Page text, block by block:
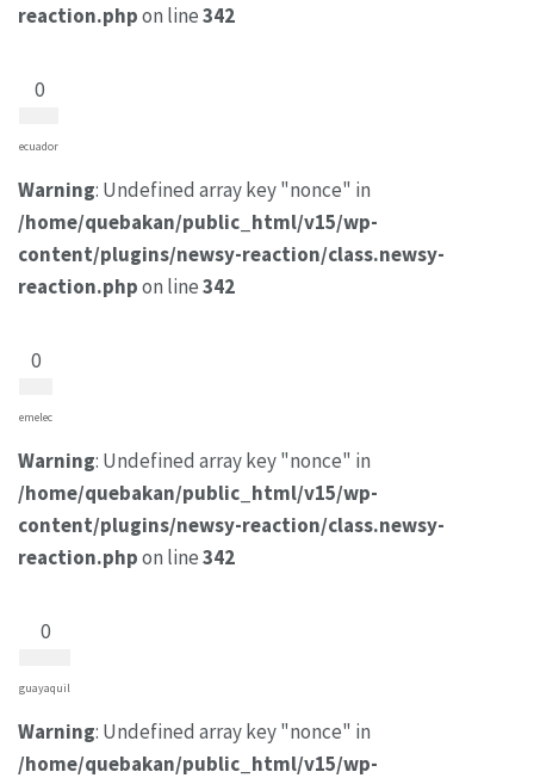
reaction.phpon line342
0
ecuador
Warning: Undefined array key "nonce" in
/home/quebakan/public_html/v15/wp-
content/plugins/newsy-reaction/class.newsy-
reaction.phpon line342
0
emelec
Warning: Undefined array key "nonce" in
/home/quebakan/public_html/v15/wp-
content/plugins/newsy-reaction/class.newsy-
reaction.phpon line342
0
guayaquil
Warning: Undefined array key "nonce" in
/home/quebakan/public_html/v15/wp-